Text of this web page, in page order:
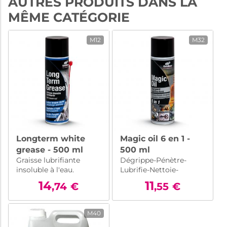
MÊME CATÉGORIE
M12
Longterm white
grease - 500 ml
Graisse lubrifiante
insoluble à l'eau.
14,74 €
M32
Magic oil 6 en 1 -
500 ml
Dégrippe-Pénètre-
Lubrifie-Nettoie-
Prévient-Protège
11,55 €
M40